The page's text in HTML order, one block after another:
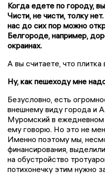
Когда едете по городу,
Чисти, не чисти, толку
нас до сих пор можно
Белгороде, например,
окраинах.
А вы считаете, что
Ну, как пешеходу мне
Безусловно, есть
внешнему виду города и
Муромский в ежедневном
ему говорю. Но это не
Именно поэтому мы,
финансирования,
на обустройство
потихонечку этим нужно